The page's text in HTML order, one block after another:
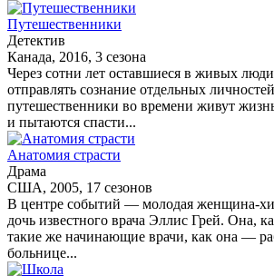
Путешественники
Детектив
Канада, 2016, 3 сезона
Через сотни лет оставшиеся в живых
отправлять сознание отдельных
путешественники во времени живут
и пытаются спасти...
Анатомия страсти
Драма
США, 2005, 17 сезонов
В центре событий — молодая женщина-
дочь известного врача Эллис Грей. Она,
такие же начинающие врачи, как она —
больнице...